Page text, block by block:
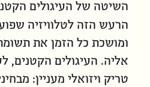
השיטה של העיגולים
הרעש הזה לטלוויזיה
ומושכת כל הזמן את
אליה. העיגולים הקטנים,
טריק ויזואלי מעניין: